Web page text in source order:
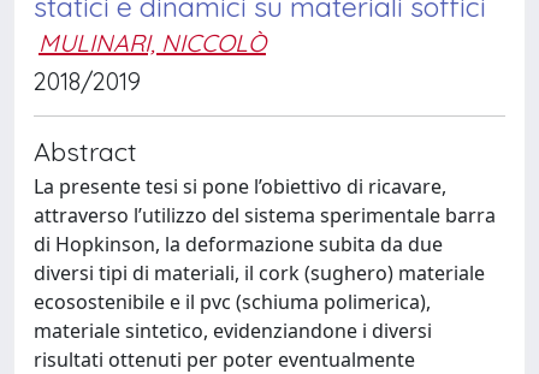
MULINARI, NICCOLÒ
2018/2019
Abstract
La presente tesi si pone l’obiettivo di ricavare,
attraverso l’utilizzo del sistema sperimentale barra
di Hopkinson, la deformazione subita da due
diversi tipi di materiali, il cork (sughero) materiale
ecosostenibile e il pvc (schiuma polimerica),
materiale sintetico, evidenziandone i diversi
risultati ottenuti per poter eventualmente